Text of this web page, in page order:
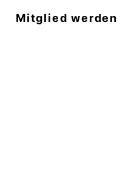
Mitglied werden